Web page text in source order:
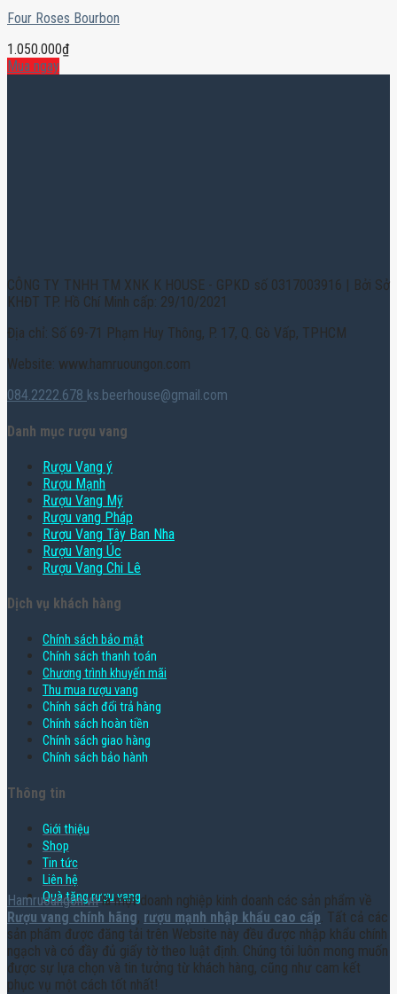
Four Roses Bourbon
1.050.000₫
Mua ngay
CÔNG TY TNHH TM XNK K HOUSE - GPKD số 0317003916 | Bởi Sở
KHĐT TP. Hồ Chí Minh cấp: 29/10/2021
Địa chỉ: Số 69-71 Phạm Huy Thông, P. 17, Q. Gò Vấp, TPHCM
Website: www.hamruoungon.com
084.2222.678 ks.beerhouse@gmail.com
Danh mục rượu vang
Rượu Vang ý
Rượu Mạnh
Rượu Vang Mỹ
Rượu vang Pháp
Rượu Vang Tây Ban Nha
Rượu Vang Úc
Rượu Vang Chi Lê
Dịch vụ khách hàng
Chính sách bảo mật
Chính sách thanh toán
Chương trình khuyến mãi
Thu mua rượu vang
Chính sách đổi trả hàng
Chính sách hoàn tiền
Chính sách giao hàng
Chính sách bảo hành
Thông tin
Giới thiệu
Shop
Tin tức
Liên hệ
Quà tặng rượu vang
Hamruoungon.vnlà một doanh nghiệp kinh doanh các sản phẩm về
Rượu vang chính hãng, rượu mạnh nhập khẩu cao cấp. Tất cả các
sản phẩm được đăng tải trên Website này đều được nhập khẩu chính
ngạch và có đầy đủ giấy tờ theo luật định. Chúng tôi luôn mong muốn
được sự lựa chọn và tin tưởng từ khách hàng, cũng như cam kết
phục vụ một cách tốt nhất!